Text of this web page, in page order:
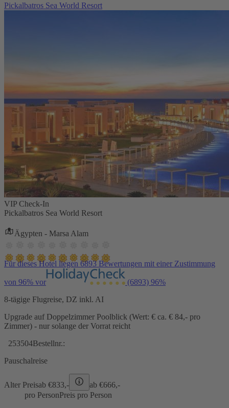
Pickalbatros Sea World Resort
VIP Check-In
Pickalbatros Sea World Resort
Ägypten - Marsa Alam
Für dieses Hotel liegen 6893 Bewertungen mit einer Zustimmung
von 96% vor (6893) 96%
8-tägige Flugreise, DZ inkl. AI
Upgrade auf Doppelzimmer Poolblick (Wert: € ca. € 84,- pro
Zimmer) - nur solange der Vorrat reicht
253504Bestellnr.:
Pauschalreise
Alter Preisab €833,- ab €666,-
pro PersonPreis pro Person